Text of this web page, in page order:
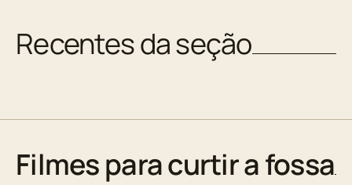
Recentes da seção
Filmes para curtir a fossa